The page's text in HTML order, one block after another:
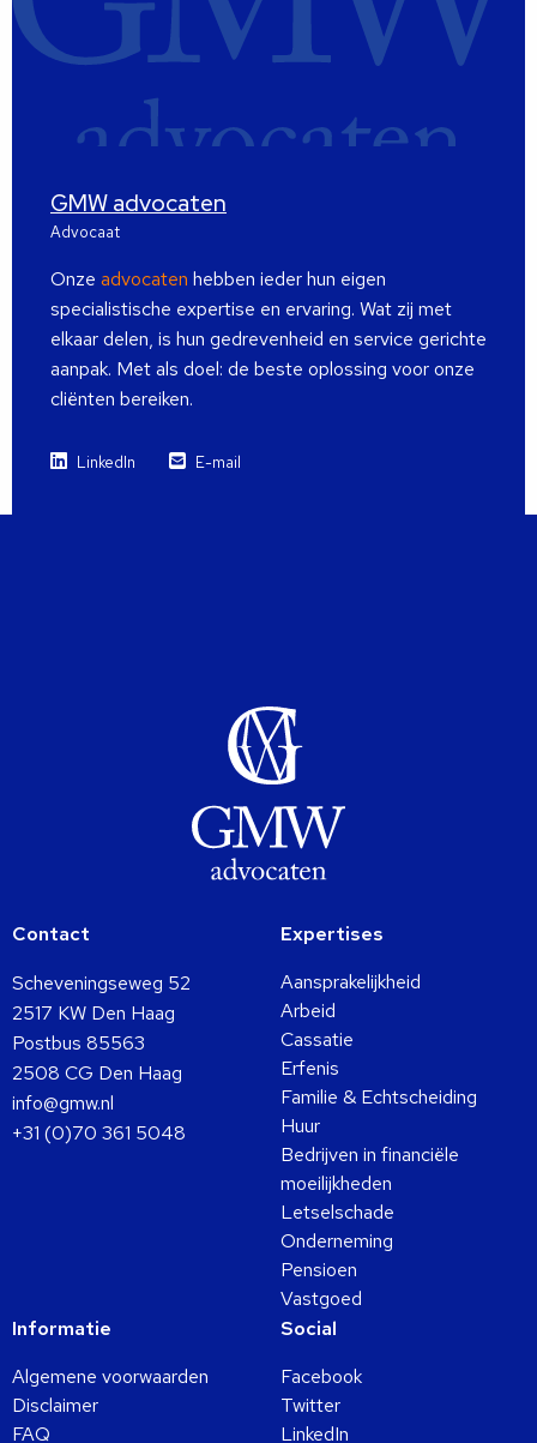
GMW advocaten
Advocaat
Onze advocaten hebben ieder hun eigen
specialistische expertise en ervaring. Wat zij met
elkaar delen, is hun gedrevenheid en service gerichte
aanpak. Met als doel: de beste oplossing voor onze
cliënten bereiken.
LinkedIn E-mail
Contact
Scheveningseweg 52
2517 KW Den Haag
Postbus 85563
2508 CG Den Haag
info@gmw.nl
+31 (0)70 361 5048
Expertises
Aansprakelijkheid
Arbeid
Cassatie
Erfenis
Familie & Echtscheiding
Huur
Bedrijven in financiële
moeilijkheden
Letselschade
Onderneming
Pensioen
Vastgoed
Informatie
Algemene voorwaarden
Disclaimer
FAQ
Social
Facebook
Twitter
LinkedIn